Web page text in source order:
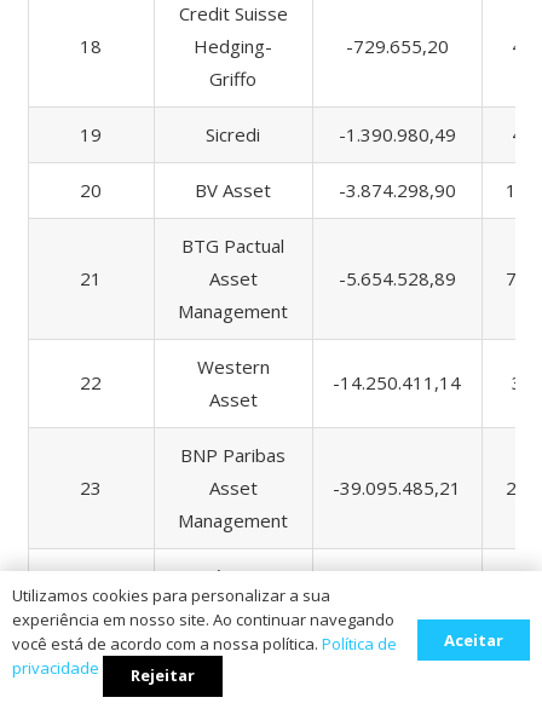
18
Credit Suisse
Hedging-
Griffo
-729.655,20
19 Sicredi -1.390.980,49
20 BV Asset -3.874.298,90
21
BTG Pactual
Asset
Management
-5.654.528,89
22
Western
Asset
-14.250.411,14
23
BNP Paribas
Asset
Management
-39.095.485,21
24
Itaú Asset
Management
[Se preferir, você pode fazer o
Utilizamos cookies para personalizar a sua
experiência em nosso site. Ao continuar navegando
você está de acordo com a nossa política. Política de
privacidade
Rejeitar
Aceitar